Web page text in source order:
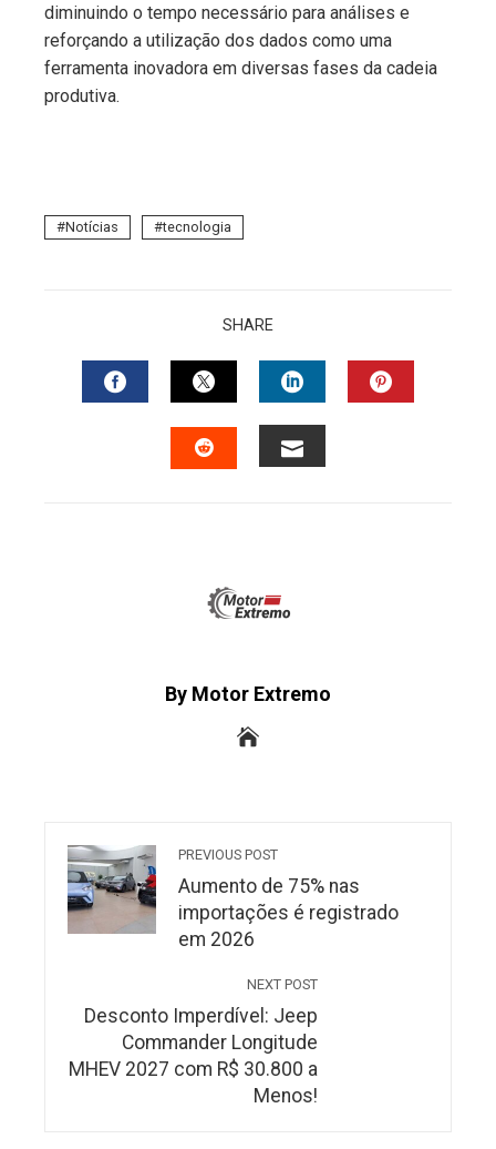
diminuindo o tempo necessário para análises e
reforçando a utilização dos dados como uma
ferramenta inovadora em diversas fases da cadeia
produtiva.
Notícias tecnologia
SHARE
FACEBOOKTWITTERLINKEDIN
By Motor Extremo
PREVIOUS POST
Aumento de 75% nas
importações é registrado
em 2026
NEXT POST
Desconto Imperdível: Jeep
Commander Longitude
MHEV 2027 com R$ 30.800 a
Menos!